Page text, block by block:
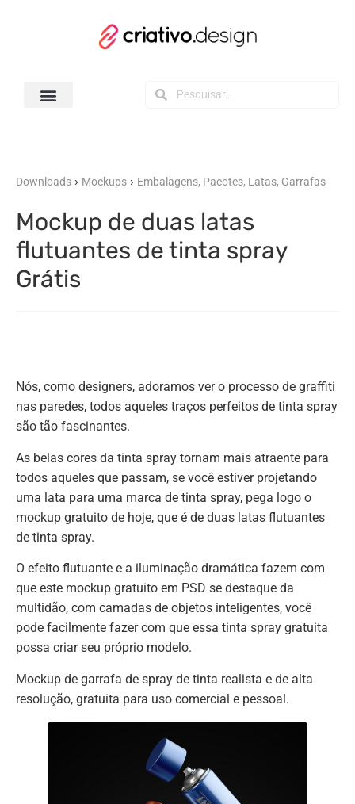
Downloads › Mockups › Embalagens, Pacotes, Latas, Garrafas
Mockup de duas latas
flutuantes de tinta spray
Grátis
Nós, como designers, adoramos ver o processo de graffiti
nas paredes, todos aqueles traços perfeitos de tinta spray
são tão fascinantes.
As belas cores da tinta spray tornam mais atraente para
todos aqueles que passam, se você estiver projetando
uma lata para uma marca de tinta spray, pega logo o
mockup gratuito de hoje, que é de duas latas flutuantes
de tinta spray.
O efeito flutuante e a iluminação dramática fazem com
que este mockup gratuito em PSD se destaque da
multidão, com camadas de objetos inteligentes, você
pode facilmente fazer com que essa tinta spray gratuita
possa criar seu próprio modelo.
Mockup de garrafa de spray de tinta realista e de alta
resolução, gratuita para uso comercial e pessoal.